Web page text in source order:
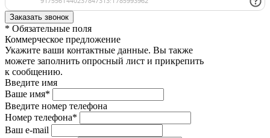
* Обязательные поля
Коммерческое предложение
Укажите ваши контактные данные. Вы также
можете заполнить опросный лист и прикрепить
к сообщению.
Введите имя
Ваше имя*
Введите номер телефона
Номер телефона*
Ваш e-mail